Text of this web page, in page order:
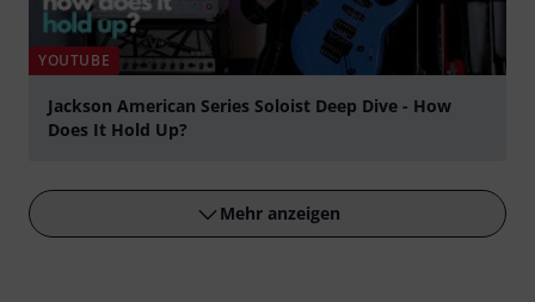
YOUTUBE
Jackson American Series Soloist Deep Dive - How
Does It Hold Up?
Mehr anzeigen